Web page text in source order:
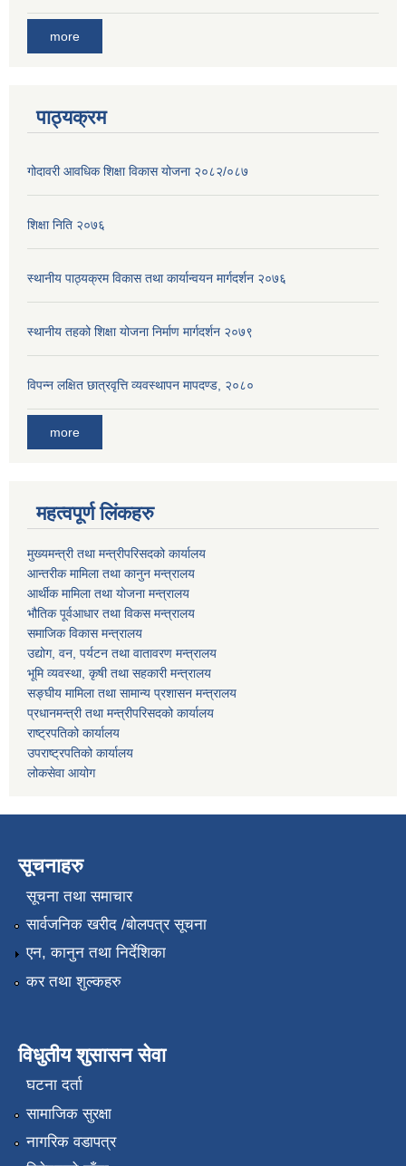
more
पाठ्यक्रम
गोदावरी आवधिक शिक्षा विकास योजना २०८२/०८७
शिक्षा निति २०७६
स्थानीय पाठ्यक्रम विकास तथा कार्यान्वयन मार्गदर्शन २०७६
स्थानीय तहको शिक्षा योजना निर्माण मार्गदर्शन २०७९
विपन्न लक्षित छात्रवृत्ति व्यवस्थापन मापदण्ड, २०८०
more
महत्वपूर्ण लिंकहरु
मुख्यमन्त्री तथा मन्त्रीपरिसदको कार्यालय
आन्तरीक मामिला तथा कानुन मन्त्रालय
आर्थीक मामिला तथा योजना मन्त्रालय
भौतिक पूर्वआधार तथा विकस मन्त्रालय
समाजिक विकास मन्त्रालय
उद्योग, वन, पर्यटन तथा वातावरण मन्त्रालय
भूमि व्यवस्था, कृषी तथा सहकारी मन्त्रालय
सङ्घीय मामिला तथा सामान्य प्रशासन मन्त्रालय
प्रधानमन्त्री तथा मन्त्रीपरिसदको कार्यालय
राष्ट्रपतिको कार्यालय
उपराष्ट्रपतिको कार्यालय
लोकसेवा आयोग
सूचनाहरु
सूचना तथा समाचार
सार्वजनिक खरीद /बोलपत्र सूचना
एन, कानुन तथा निर्देशिका
कर तथा शुल्कहरु
विधुतीय शुसासन सेवा
घटना दर्ता
सामाजिक सुरक्षा
नागरिक वडापत्र